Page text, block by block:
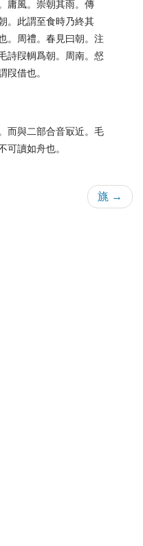
庸風。崇朝其雨。傳
。此謂至食時乃終其
。周禮。春見曰朝。注
詩叚輖爲朝。周南。惄
叚借也。
而與二部合音冣近。毛
可讀如舟也。
旐 →